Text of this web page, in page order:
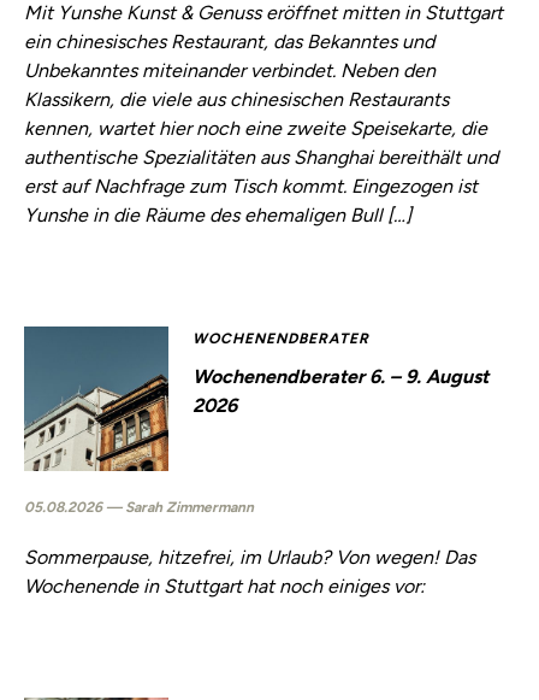
Mit Yunshe Kunst & Genuss eröffnet mitten in Stuttgart
ein chinesisches Restaurant, das Bekanntes und
Unbekanntes miteinander verbindet. Neben den
Klassikern, die viele aus chinesischen Restaurants
kennen, wartet hier noch eine zweite Speisekarte, die
authentische Spezialitäten aus Shanghai bereithält und
erst auf Nachfrage zum Tisch kommt. Eingezogen ist
Yunshe in die Räume des ehemaligen Bull […]
WOCHENENDBERATER
Wochenendberater 6. – 9. August
2026
05.08.2026 — Sarah Zimmermann
Sommerpause, hitzefrei, im Urlaub? Von wegen! Das
Wochenende in Stuttgart hat noch einiges vor: